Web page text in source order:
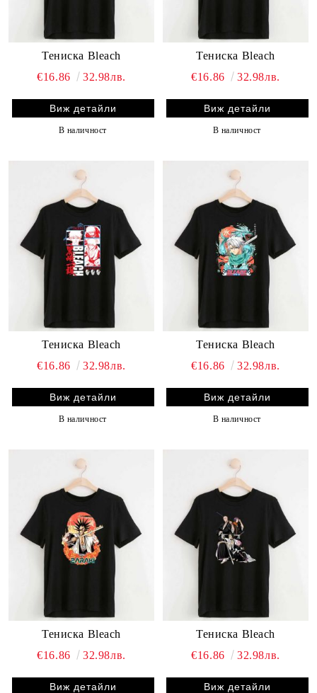
Тениска Bleach
€16.86
32.98лв.
Виж детайли
В наличност
Тениска Bleach
€16.86
32.98лв.
Виж детайли
В наличност
Тениска Bleach
€16.86
32.98лв.
Виж детайли
В наличност
Тениска Bleach
€16.86
32.98лв.
Виж детайли
В наличност
Тениска Bleach
€16.86
32.98лв.
Виж детайли
Тениска Bleach
€16.86
32.98лв.
Виж детайли